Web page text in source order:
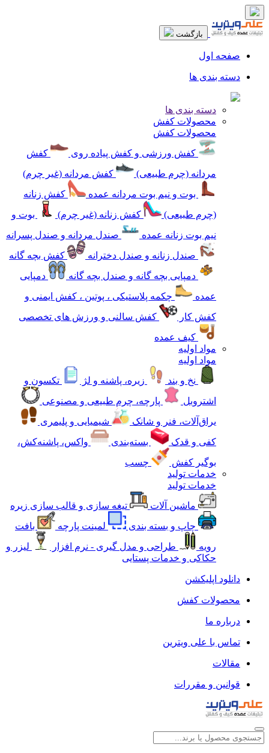
بازگشت
صفحه اول
دسته بندی ها
دسته بندی ها
محصولات کفش
محصولات کفش
کفش ورزشی و کفش پیاده روی
کفش
مردانه (چرم طبیعی)
کفش مردانه (غیر چرم)
بوت و نیم بوت مردانه عمده
کفش زنانه
(چرم طبیعی)
کفش زنانه (غیر چرم)
بوت و
نیم بوت زنانه عمده
صندل مردانه و صندل پسرانه
صندل زنانه و صندل دخترانه
کفش بچه گانه
دمپایی بچه گانه و صندل بچه گانه
دمپایی
عمده
چکمه پلاستیکی ، پوتین ، کفش ایمنی و
کفش کار
کفش سالنی و ورزش های تخصصی
کیف عمده
مواد اولیه
مواد اولیه
نخ و بند
زیره، پاشنه و لژ
تکسون و
اشتروبل
پارچه، چرم طبیعی و مصنوعی
یراق‌آلات، فنر و شانک
شیمیایی و پلیمری
کفی و قدک
بسته‌بندی
واکس، پاشنه‌کش،
بوگیر کفش
چسب
خدمات تولید
خدمات تولید
ماشین آلات
تیغه سازی و قالب سازی زیره
چاپ و بسته بندی
لمینت پارچه
بافت
رویه
طراحی و مدل گیری - نرم افزار
لیزر و
حکاکی و خدمات پستایی
دانلود اپلیکشن
محصولات کفش
درباره ما
تماس با علی ویترین
مقالات
قوانین و مقررات